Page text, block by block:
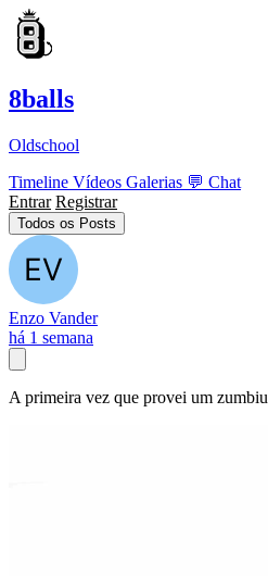
8balls
Oldschool
Timeline Vídeos Galerias 💬 Chat
Entrar Registrar
Todos os Posts
Enzo Vander
há 1 semana
A primeira vez que provei um zumbiu